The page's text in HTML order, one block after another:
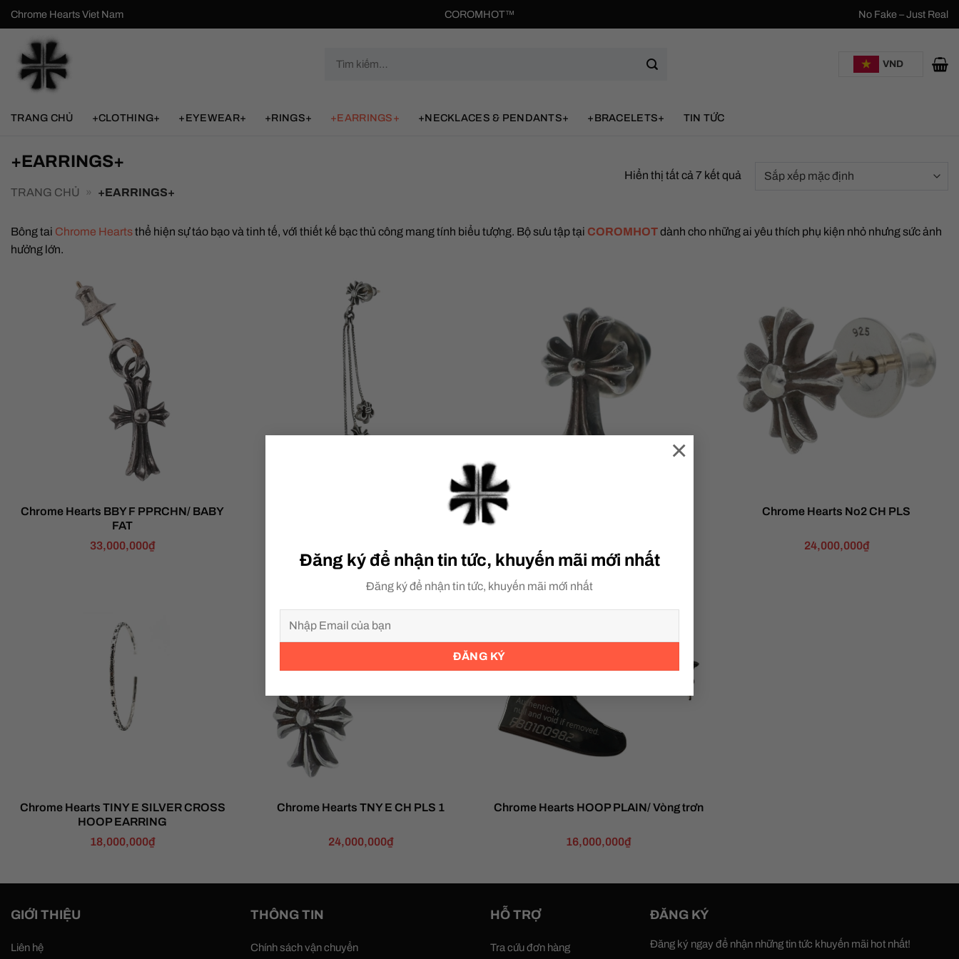
Đăng ký để nhận tin tức, khuyến mãi mới nhất
Đăng ký để nhận tin tức, khuyến mãi mới nhất
×
Bỏ
qua
dung
Chrome Hearts Viet Nam COROMHOT™ No Fake – Just Real
kiếm:
VND
TRANG CHỦ +CLOTHING+ +EYEWEAR+ +RINGS+ +EARRINGS+ +NECKLACES & PENDANTS+ +BRACELETS+ TIN TỨC
+EARRINGS+
TRANG CHỦ » +EARRINGS+
Hiển thị tất cả 7 kết quả
Bông tai Chrome Heartsthể hiện sự táo bạo và tinh tế, với thiết kế bạc thủ công mang tính biểu tượng. Bộ sưu tập tại COROMHOTdành cho những ai yêu thích phụ kiện nhỏ nhưng sức ảnh
hưởng lớn.
Chrome Hearts BBY F PPRCHN/ BABY
FAT
33,000,000₫
Chrome Hearts JOJO PST PLSBS L Chrome Hearts No2 CH PLS
24,000,000₫
Chrome Hearts TINY E SILVER CROSS
HOOP EARRING
18,000,000₫
Chrome Hearts TNY E CH PLS 1
24,000,000₫
Chrome Hearts HOOP PLAIN/ Vòng trơn
16,000,000₫
GIỚI THIỆU
Liên hệ
THÔNG TIN
Chính sách vận chuyển
HỖ TRỢ
Tra cứu đơn hàng
ĐĂNG KÝ
Đăng ký ngay để nhận những tin tức khuyến mãi hot nhất!